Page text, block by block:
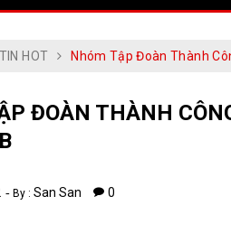
TIN HOT Nhóm Tập Đoàn Thành
ĐOÀN THÀNH
By : San San 0